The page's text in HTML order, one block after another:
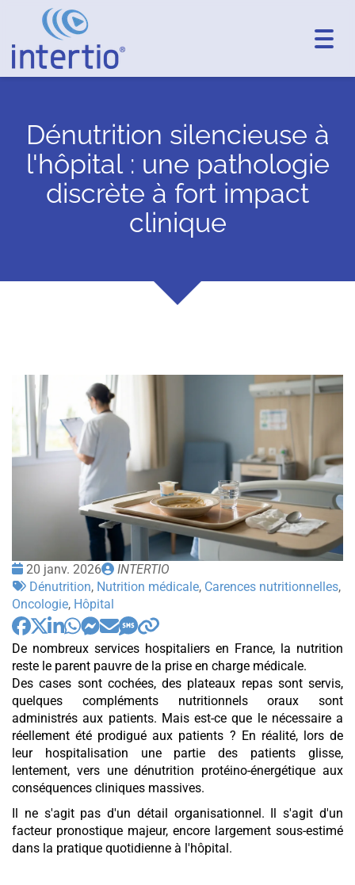
Dénutrition silencieuse à
l'hôpital : une pathologie
discrète à fort impact
clinique
Dénutrition
silencieuse
l'hôpital
pathologie
fort
impact
clinique
Date
:
20 janv. 2026
Publié
par
INTERTIO
Tags
:
Dénutrition, Nutrition médicale, Carences nutritionnelles,
Oncologie, Hôpital
De nombreux services hospitaliers en France, la nutrition
reste le parent pauvre de la prise en charge médicale.
Des cases sont cochées, des plateaux repas sont servis,
quelques compléments nutritionnels oraux sont
administrés aux patients. Mais est-ce que le nécessaire a
réellement été prodigué aux patients ? En réalité, lors de
leur hospitalisation une partie des patients glisse,
lentement, vers une dénutrition protéino-énergétique aux
conséquences cliniques massives.
Il ne s'agit pas d'un détail organisationnel. Il s'agit d'un
facteur pronostique majeur, encore largement sous-estimé
dans la pratique quotidienne à l'hôpital.